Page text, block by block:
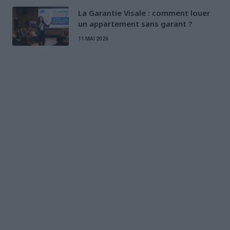
La Garantie Visale : comment louer
un appartement sans garant ?
11 MAI 2026